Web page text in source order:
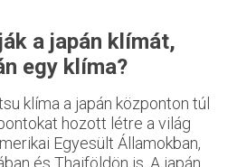
a japán klímát,
egy klíma?
klíma a japán központon túl
hozott létre a világ
Egyesült Államokban,
és Thaiföldön is. A japán